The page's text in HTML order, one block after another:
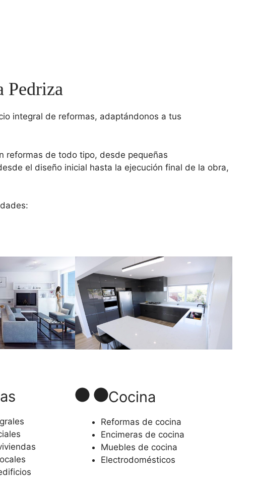
Pedriza
integral de reformas, adaptándonos a tus
reformas de todo tipo, desde pequeñas
el diseño inicial hasta la ejecución final de la obra,
Cocina
Reformas de cocina
Encimeras de cocina
Muebles de cocina
Electrodomésticos